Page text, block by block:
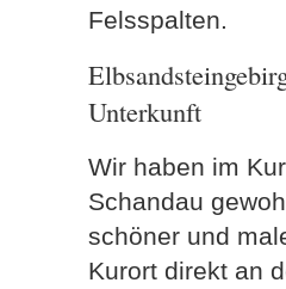
Felsspalten.
Unterkunft
Wir haben im
Schandau
schöner und
Kurort direkt an